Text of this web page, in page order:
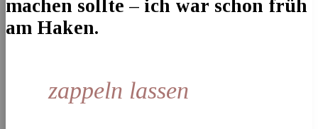
machen sollte – ich war schon früh
am Haken.
zappeln lassen